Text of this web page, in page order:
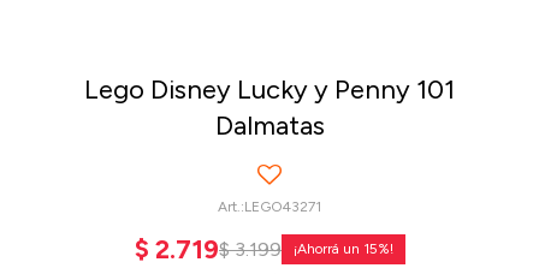
Lego Disney Lucky y Penny 101
Dalmatas
LEGO43271
$ 2.719$ 3.199 15